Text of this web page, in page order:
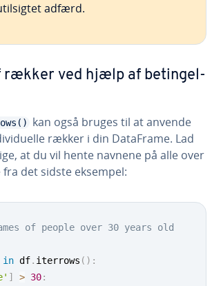
adfærd.
rækker ved hjælp af be­tin­gel­
kan også bruges til at anvende
rækker i din DataFrame. Lad
at du vil hente navnene på alle over
det sidste eksempel:
of people over 30 years old
in df. iterrows ( ) :
] > 30: